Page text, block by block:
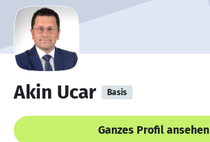
Akin Ucar Basis
Ganzes Profil ansehen